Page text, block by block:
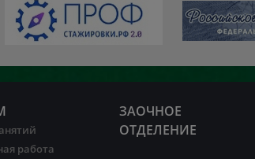
работа
ЗАОЧНОЕ
ОТДЕЛЕНИЕ